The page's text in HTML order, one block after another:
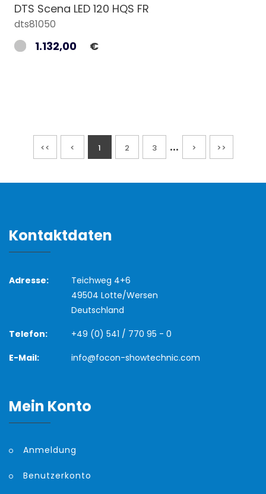
DTS Scena LED 120 HQS FR
dts81050
1.132,00 €
<< < 1 2 3 ... > >>
Kontaktdaten
Adresse:
Teichweg 4+6
49504 Lotte/Wersen
Deutschland
Telefon:
+49 (0) 541 / 770 95 - 0
E-Mail:
info@focon-showtechnic.com
Mein Konto
Anmeldung
Benutzerkonto